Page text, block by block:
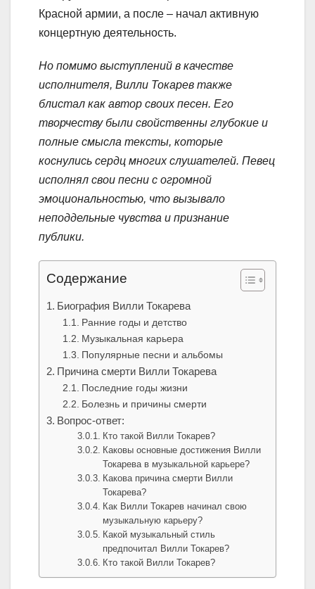
Красной армии, а после – начал активную
концертную деятельность.
Но помимо выступлений в качестве
исполнителя, Вилли Токарев также
блистал как автор своих песен. Его
творчеству были свойственны глубокие и
полные смысла тексты, которые
коснулись сердц многих слушателей. Певец
исполнял свои песни с огромной
эмоциональностью, что вызывало
неподдельные чувства и признание
публики.
Содержание
Биография Вилли Токарева
Ранние годы и детство
Музыкальная карьера
Популярные песни и альбомы
Причина смерти Вилли Токарева
Последние годы жизни
Болезнь и причины смерти
Вопрос-ответ:
Кто такой Вилли Токарев?
Каковы основные достижения Вилли
Токарева в музыкальной карьере?
Какова причина смерти Вилли
Токарева?
Как Вилли Токарев начинал свою
музыкальную карьеру?
Какой музыкальный стиль
предпочитал Вилли Токарев?
Кто такой Вилли Токарев?